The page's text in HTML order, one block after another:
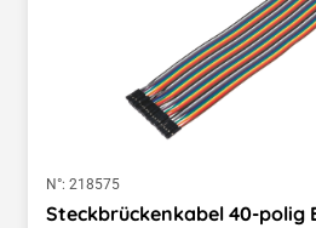
N°: 218575
Steckbrückenkabel 40-polig